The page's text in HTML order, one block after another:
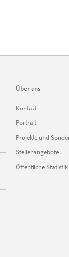
Über uns
überspringen
Kontakt
Portrait
Projekte und
Stellenangebote
Öffentliche Statistik